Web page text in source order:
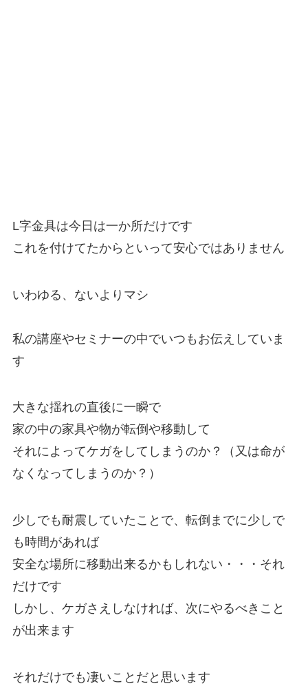
L字金具は今日は一か所だけです
これを付けてたからといって安心ではありません
いわゆる、 ないよりマシ
私の講座やセミナーの中でいつもお伝えしていま
す
大きな揺れの直後に一瞬で
家の中の家具や物が転倒や移動して
それによってケガをしてしまうのか？（又は命が
なくなってしまうのか？）
少しでも耐震していたことで、転倒までに少しで
も時間があれば
安全な場所に移動出来るかもしれない・・・それ
だけです
しかし、ケガさえしなければ、次にやるべきこと
が出来ます
それだけでも凄いことだと思います